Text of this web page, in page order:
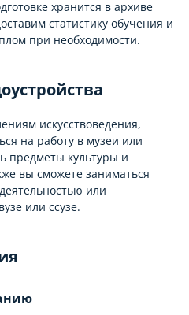
хранится в архиве
статистику обучения и
при необходимости.
искусствоведения,
на работу в музеи или
предметы культуры и
вы сможете заниматься
или
или ссузе.